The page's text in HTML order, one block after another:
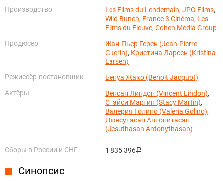
Производство
Les Films du Lendemain,JPG Films,
Wild Bunch, France 3 Cinéma, Les
Films du Fleuve,Cohen Media Group
Продюсер
Жан-Пьер Герен (Jean-Pierre
Guerin), Кристина Ларсен (Kristina
Larsen)
Режиссёр-постановщик
Бенуа Жако (Benoit Jacquot)
Актёры
Венсан Линдон (Vincent Lindon),
Стэйси Мартин (Stacy Martin),
Валерия Голино (Valeria Golino),
Джесутасан Антонитасан
(Jesuthasan Antonythasan)
Сборы в России и СНГ 1 835 396руб.
Синопсис